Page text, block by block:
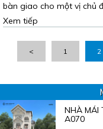
bàn giao cho một vị chủ
Xem tiếp
< 1 2
NHÀ MÁI
A070